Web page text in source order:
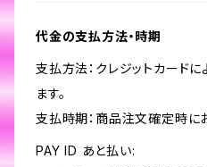
代金の支払方法・時期
支払方法：クレジットカード
ます。
支払時期：商品注文確定時に
PAY ID あと払い: